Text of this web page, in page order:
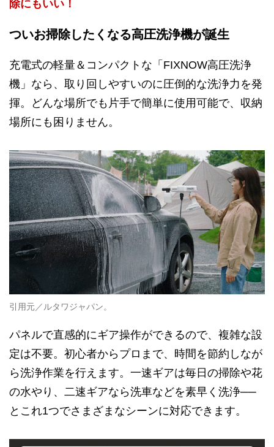
除にもいい！
ついお掃除したくなる高圧洗浄機が誕生
充電式の軽量＆コンパクトな「FIXNOW高圧洗浄
機」なら、取り回しやすいのに圧倒的な洗浄力を発
揮。どんな場所でも片手で簡単に使用可能で、収納
場所にも困りません。
引用元／ルタワジャパン。
パネルで直感的にギア操作ができるので、複雑な設
定は不要。初心者からプロまで、時間を節約しなが
ら洗浄作業を行えます。一速ギアは毎日の掃除や花
の水やり、二速ギアなら洗車などを素早く洗浄──
とこれ1つでさまざまなシーンに対応できます。